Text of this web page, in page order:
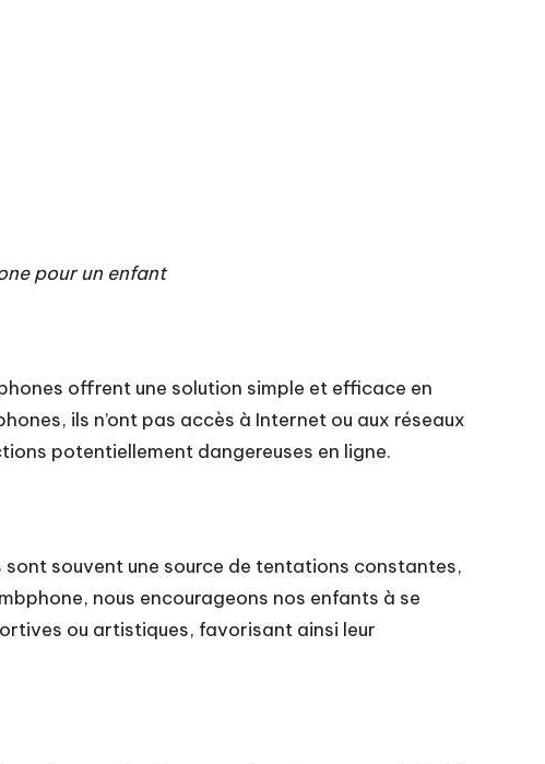
pour un enfant
offrent une solution simple et efficace en
ils n’ont pas accès à Internet ou aux réseaux
potentiellement dangereuses en ligne.
souvent une source de tentations constantes,
nous encourageons nos enfants à se
ou artistiques, favorisant ainsi leur